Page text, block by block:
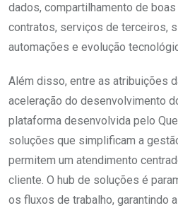
dados, compartilhamento de
contratos, serviços de terceiros,
automações e evolução
Além disso, entre as atribuições
aceleração do desenvolvimento
plataforma desenvolvida pelo
soluções que simplificam a
permitem um atendimento
cliente. O hub de soluções é
os fluxos de trabalho, garantindo